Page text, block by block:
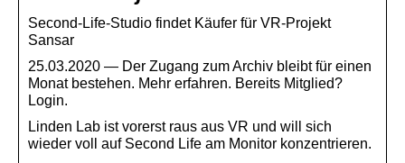
Second-Life-Studio findet Käufer für VR-Projekt
Sansar
25.03.2020 — Der Zugang zum Archiv bleibt für einen
Monat bestehen. Mehr erfahren. Bereits Mitglied?
Login.
Linden Lab ist vorerst raus aus VR und will sich
wieder voll auf Second Life am Monitor konzentrieren.